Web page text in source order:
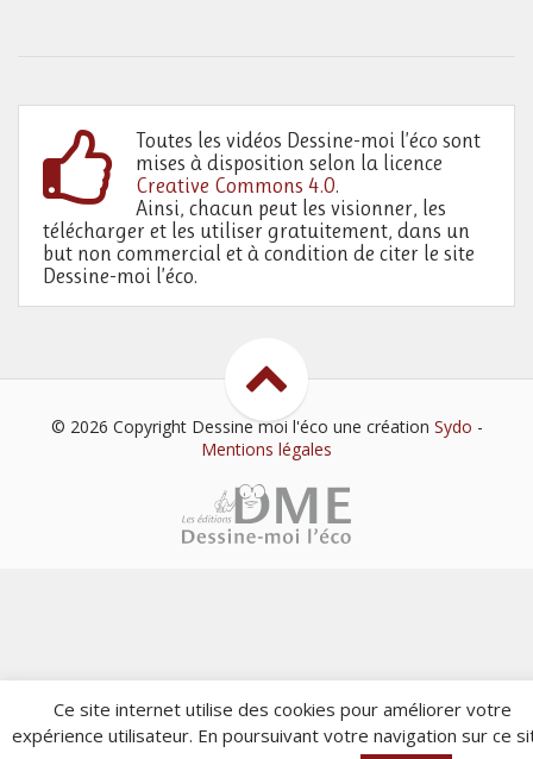
Toutes les vidéos Dessine-moi l’éco sont
mises à disposition selon la licence
Creative Commons 4.0.
Ainsi, chacun peut les visionner, les
télécharger et les utiliser gratuitement, dans un
but non commercial et à condition de citer le site
Dessine-moi l’éco.
© 2026 Copyright Dessine moi l'éco une création Sydo -
Mentions légales
Ce site internet utilise des cookies pour améliorer votre
expérience utilisateur. En poursuivant votre navigation sur ce